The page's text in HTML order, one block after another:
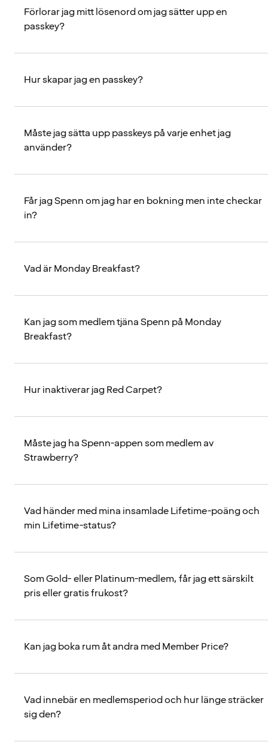
Förlorar jag mitt lösenord om jag sätter upp en
passkey?
Hur skapar jag en passkey?
Måste jag sätta upp passkeys på varje enhet jag
använder?
Får jag Spenn om jag har en bokning men inte checkar
in?
Vad är Monday Breakfast?
Kan jag som medlem tjäna Spenn på Monday
Breakfast?
Hur inaktiverar jag Red Carpet?
Måste jag ha Spenn-appen som medlem av
Strawberry?
Vad händer med mina insamlade Lifetime-poäng och
min Lifetime-status?
Som Gold- eller Platinum-medlem, får jag ett särskilt
pris eller gratis frukost?
Kan jag boka rum åt andra med Member Price?
Vad innebär en medlemsperiod och hur länge sträcker
sig den?